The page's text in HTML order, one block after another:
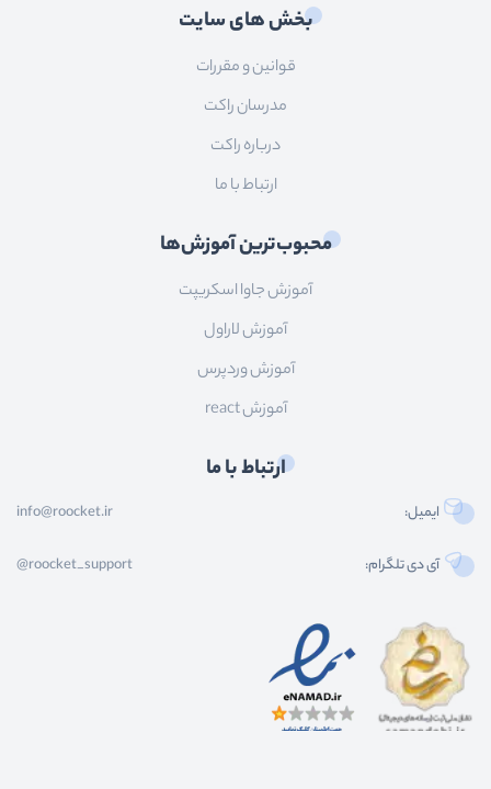
بخش های سایت
قوانین و مقررات
مدرسان راکت
درباره راکت
ارتباط با ما
محبوب‌ترین آموزش‌ها
آموزش جاوا اسکریپت
آموزش لاراول
آموزش وردپرس
آموزش react
ارتباط با ما
ایمیل: info@roocket.ir
آی دی تلگرام: @roocket_support